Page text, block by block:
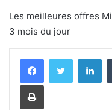
Les meilleures offres
3 mois du jour
Imprimer